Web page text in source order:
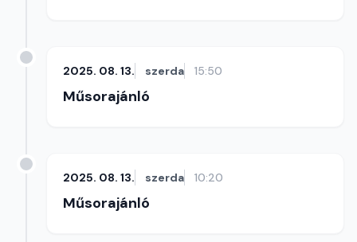
2025. 08. 13. szerda 15:50
Műsorajánló
2025. 08. 13. szerda 10:20
Műsorajánló